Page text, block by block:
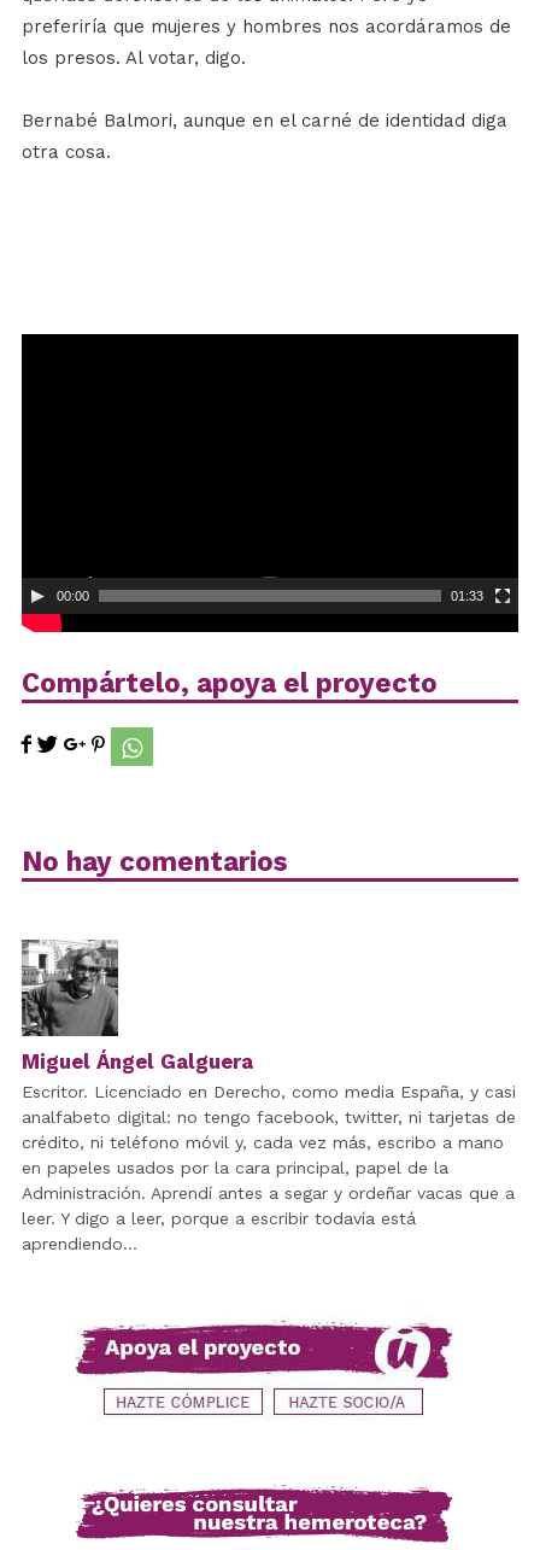
preferiría que mujeres y hombres nos acordáramos de
los presos. Al votar, digo.
Bernabé Balmori, aunque en el carné de identidad diga
otra cosa.
00:00 01:33
Compártelo, apoya el proyecto
No hay comentarios
Miguel Ángel Galguera
Escritor. Licenciado en Derecho, como media España, y casi
analfabeto digital: no tengo facebook, twitter, ni tarjetas de
crédito, ni teléfono móvil y, cada vez más, escribo a mano
en papeles usados por la cara principal, papel de la
Administración. Aprendí antes a segar y ordeñar vacas que a
leer. Y digo a leer, porque a escribir todavía está
aprendiendo...